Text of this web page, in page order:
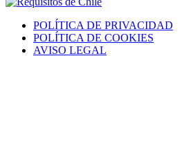
POLÍTICA DE PRIVACIDAD
POLÍTICA DE COOKIES
AVISO LEGAL